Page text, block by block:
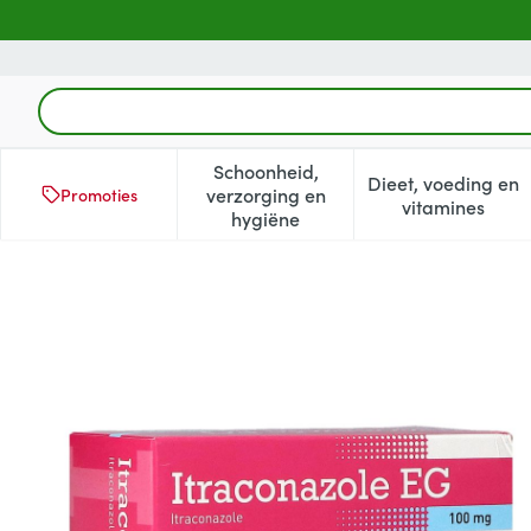
Product, merk, categorie...
Promoties
Schoonheid,
verzorging en
hygiëne
Toon submenu voor
Dieet, voeding en
vitamines
Toon